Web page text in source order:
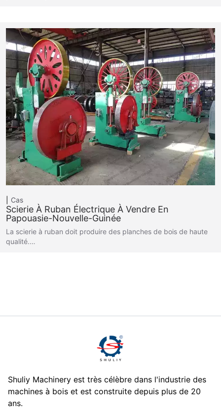
Cas
Scierie À Ruban Électrique À Vendre En
Papouasie-Nouvelle-Guinée
La scierie à ruban doit produire des planches de bois de haute
qualité.…
Shuliy Machinery est très célèbre dans l'industrie des
machines à bois et est construite depuis plus de 20
ans.